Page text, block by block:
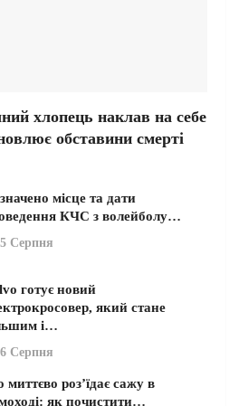
хлопець наклав на себе
обставини смерті
місце та дати
КЧС з волейболу…
5 Серпня
готує новий
який стане
і…
6 Серпня
роз’їдає сажу в
як почистити…